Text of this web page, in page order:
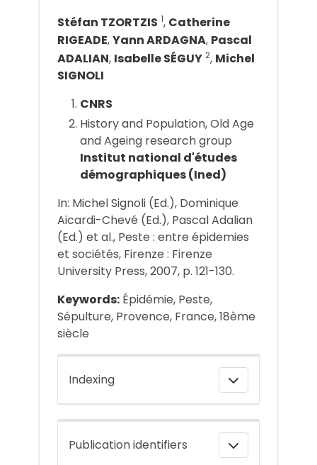
Stéfan TZORTZIS 1, Catherine
RIGEADE,Yann ARDAGNA, Pascal
ADALIAN, Isabelle SÉGUY 2, Michel
SIGNOLI
CNRS
History and Population, Old Age
and Ageing research group
Institut national d'études
démographiques (Ined)
In: Michel Signoli (Ed.), Dominique
Aicardi-Chevé (Ed.), Pascal Adalian
(Ed.) et al., Peste : entre épidemies
et sociétés, Firenze : Firenze
University Press, 2007, p. 121-130.
Keywords: Épidémie, Peste,
Sépulture, Provence, France, 18ème
siècle
Indexing
Publication identifiers